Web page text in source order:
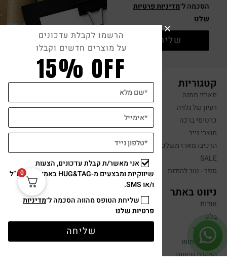
הסכמה ל־מדיניות פרטיות
שלנו
שליחה
קטגוריות
מארזי מתנה
רעיון של גלויה
כרטיסי ברכה
מוצרי נייר
הרכיבו מארז משלכם
SALE
ספר - טוב להודות
ניווט באתר
אודות
בלוג
צרו קשר
תנאי שימוש
הצהרת נגישות
0
הרשמו לקבלת עדכונים
על מוצרים חדשים וקבלו
15% OFF
אני מאשר/ת קבלת עדכונים, הצעות
שיווקיות ומבצעים מ-HUG&TAG באמצעות דוא”ל
ו/או SMS.
שליחת הטופס מהווה הסכמה ל־מדיניות
פרטיות שלנו
שליחה